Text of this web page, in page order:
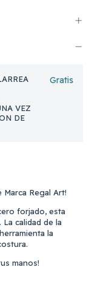
VEZ
DE
Gratis
Regal Art!
forjado, esta
calidad de la
la
manos!